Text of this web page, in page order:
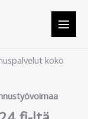
koko